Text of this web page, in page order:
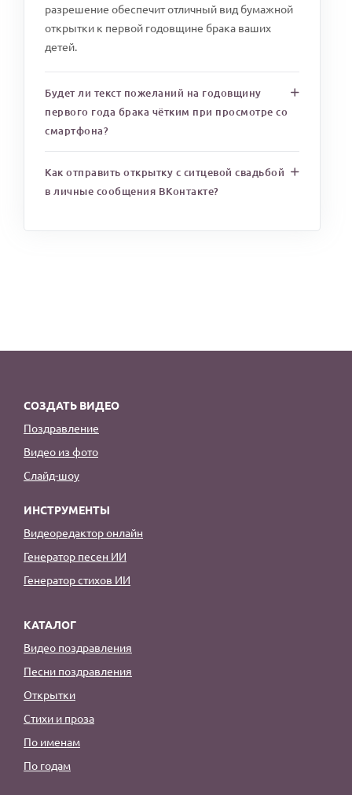
разрешение обеспечит отличный вид бумажной
открытки к первой годовщине брака ваших
детей.
Будет ли текст пожеланий на годовщину
первого года брака чётким при просмотре со
смартфона?
Как отправить открытку с ситцевой свадьбой
в личные сообщения ВКонтакте?
СОЗДАТЬ ВИДЕО
Поздравление
Видео из фото
Слайд-шоу
ИНСТРУМЕНТЫ
Видеоредактор онлайн
Генератор песен ИИ
Генератор стихов ИИ
КАТАЛОГ
Видео поздравления
Песни поздравления
Открытки
Стихи и проза
По именам
По годам